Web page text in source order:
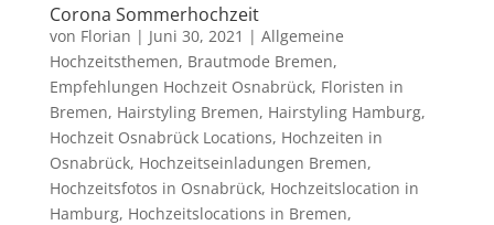
Corona Sommerhochzeit
von Florian | Juni 30, 2021 | Allgemeine
Hochzeitsthemen, Brautmode Bremen,
Empfehlungen Hochzeit Osnabrück, Floristen in
Bremen, Hairstyling Bremen, Hairstyling Hamburg,
Hochzeit Osnabrück Locations, Hochzeiten in
Osnabrück, Hochzeitseinladungen Bremen,
Hochzeitsfotos in Osnabrück, Hochzeitslocation in
Hamburg, Hochzeitslocations in Bremen,